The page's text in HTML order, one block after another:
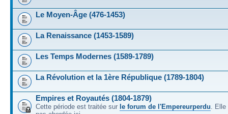
Le Moyen-Âge (476-1453)
La Renaissance (1453-1589)
Les Temps Modernes (1589-1789)
La Révolution et la 1ère République (1789-1804)
Empires et Royautés (1804-1879)
Cette période est traitée sur le forum de l'Empereurperdu .